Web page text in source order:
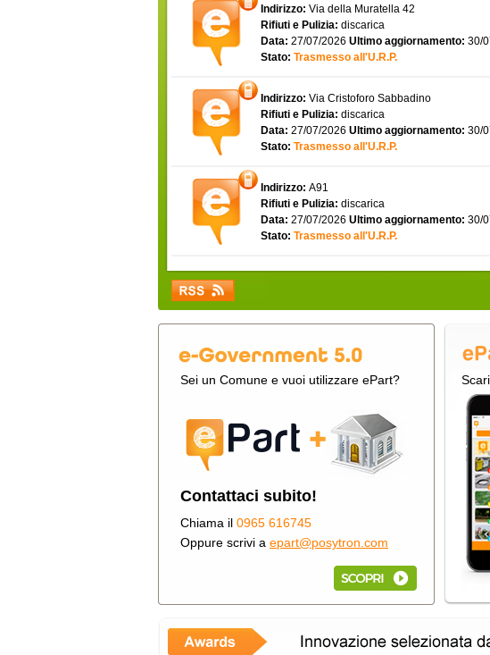
Indirizzo: Via della Muratella 42
Rifiuti e Pulizia: discarica
Data: 27/07/2026 Ultimo aggiornamento: 30/
Stato: Trasmesso all'U.R.P.
Indirizzo: Via Cristoforo Sabbadino
Rifiuti e Pulizia: discarica
Data: 27/07/2026 Ultimo aggiornamento: 30/
Stato: Trasmesso all'U.R.P.
Indirizzo: A91
Rifiuti e Pulizia: discarica
Data: 27/07/2026 Ultimo aggiornamento: 30/
Stato: Trasmesso all'U.R.P.
Sei un Comune e vuoi utilizzare ePart?
Contattaci subito!
Chiama il 0965 616745
Oppure scrivi a epart@posytron.com